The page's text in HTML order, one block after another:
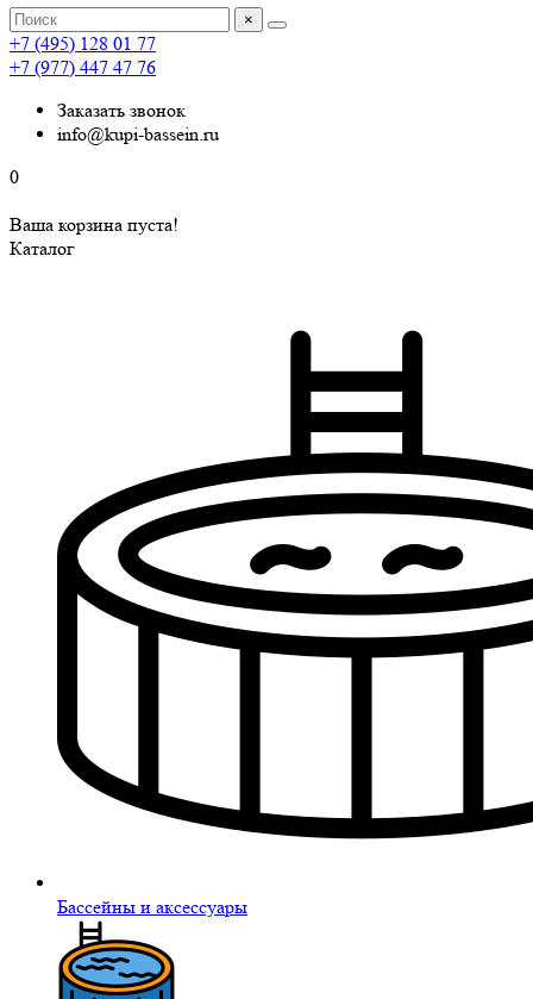
×
+7 (495) 128 01 77
+7 (977) 447 47 76
Заказать звонок
info@kupi-bassein.ru
0
Ваша корзина пуста!
Каталог
Бассейны и аксессуары